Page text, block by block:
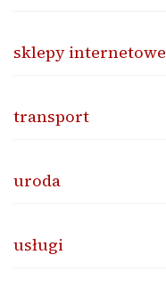
sklepy internetowe
transport
uroda
usługi